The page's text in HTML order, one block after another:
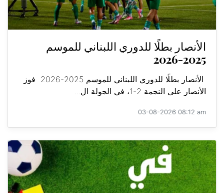
الأنصار بطلًا للدوري اللبناني للموسم
2025-2026
الأنصار بطلًا للدوري اللبناني للموسم 2025-2026 فوز
الأنصار على النجمة 2-1، في الجولة ال...
03-08-2026 08:12 am